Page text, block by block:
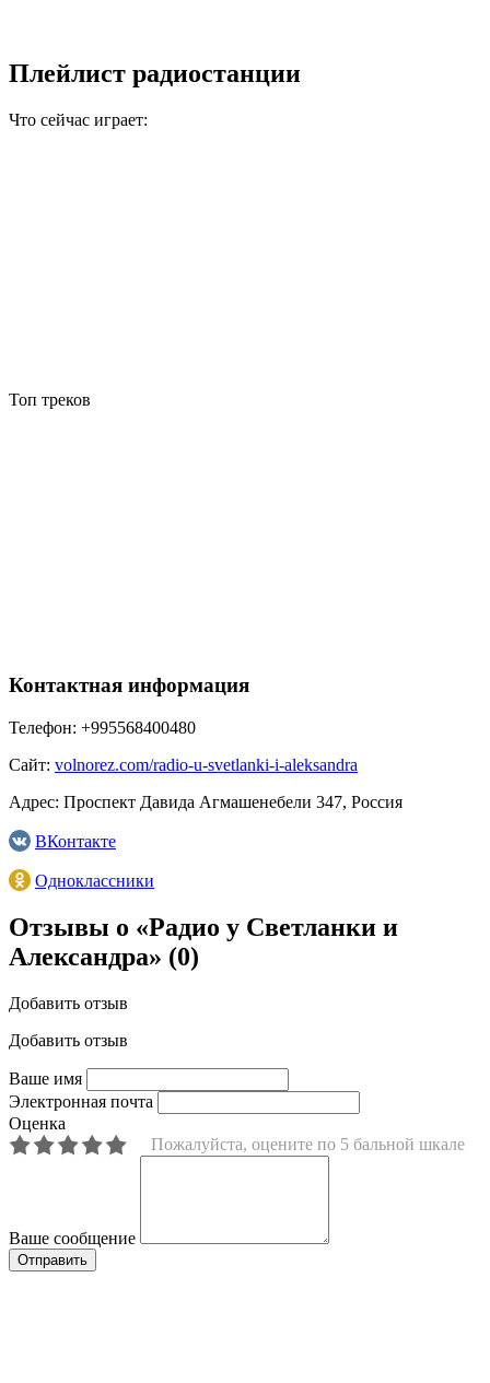
Плейлист радиостанции
Что сейчас играет:
Топ треков
Контактная информация
Телефон: +995568400480
Сайт: volnorez.com/radio-u-svetlanki-i-aleksandra
Адрес: Проспект Давида Агмашенебели 347, Россия
ВКонтакте
Одноклассники
Отзывы о «Радио у Светланки и
Александра» (0)
Добавить отзыв
Добавить отзыв
Ваше имя
Электронная почта
Оценка
Пожалуйста, оцените по 5 бальной шкале
Ваше сообщение